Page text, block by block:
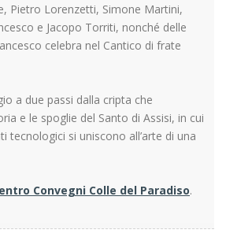
Pietro Lorenzetti, Simone Martini,
e Jacopo Torriti, nonché delle
celebra nel Cantico di frate
a due passi dalla cripta che
e le spoglie del Santo di Assisi, in cui
tecnologici si uniscono all’arte di una
Convegni Colle del Paradiso.